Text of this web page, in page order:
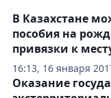
16:13, 16 января
В Казахстане
пособия на
привязки к
Оказание